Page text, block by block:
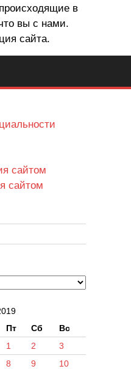
в
вы с нами.
сайта.
сайтом
сайтом
Пт Сб
Вс
1
2
3
8 9 10